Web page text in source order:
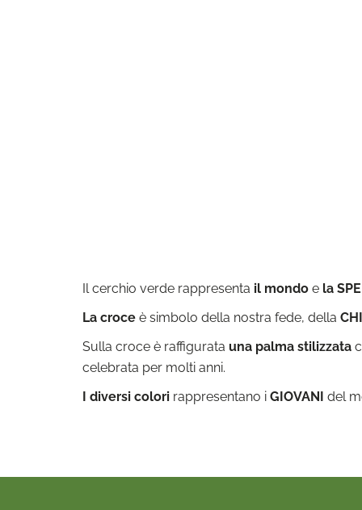
Il cerchio verde rappresenta il mondoe la
La croceè simbolo della nostra fede, della
Sulla croce è raffigurata una palma stilizzata
celebrata per molti anni.
I diversi colori rappresentano iGIOVANI del